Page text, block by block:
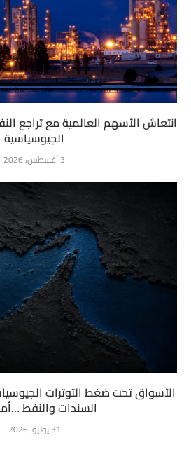
انتعاش الأسهم العالمية مع تراجع
الجيوسياسية
3 أغسطس، 2026
الأسواق تحت ضغط التوترات
السندات والنفط
31 يوليو، 2026